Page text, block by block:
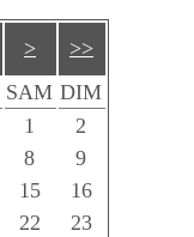
>
>>
SAM DIM
1
2
8
9
15
16
22
23